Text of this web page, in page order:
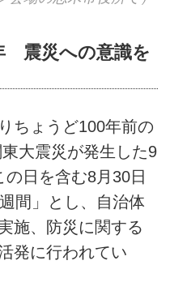
震災への意識を
ちょうど100年前の
大震災が発生した9
日を含む8月30日
間」とし、自治体
施、防災に関する
発に行われてい